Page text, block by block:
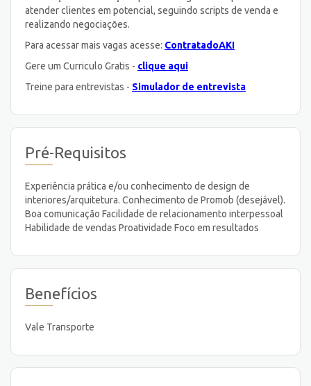
atender clientes em potencial, seguindo scripts de venda e
realizando negociações.
Para acessar mais vagas acesse: ContratadoAKI
Gere um Curriculo Gratis - clique aqui
Treine para entrevistas - Simulador de entrevista
Pré-Requisitos
Experiência prática e/ou conhecimento de design de
interiores/arquitetura. Conhecimento de Promob (desejável).
Boa comunicação Facilidade de relacionamento interpessoal
Habilidade de vendas Proatividade Foco em resultados
Benefícios
Vale Transporte